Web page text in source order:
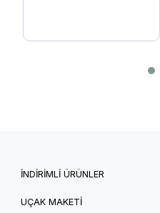
İNDİRİMLİ ÜRÜNLER
UÇAK MAKETİ